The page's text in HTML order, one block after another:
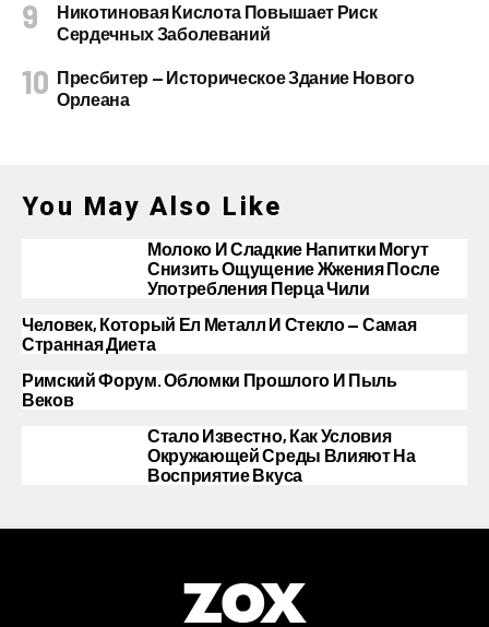
Никотиновая Кислота Повышает Риск
Сердечных Заболеваний
Пресбитер — Историческое Здание Нового
Орлеана
You May Also Like
Молоко И Сладкие Напитки Могут
Снизить Ощущение Жжения После
Употребления Перца Чили
Человек, Который Ел Металл И Стекло — Самая
Странная Диета
Римский Форум. Обломки Прошлого И Пыль
Веков
Стало Известно, Как Условия
Окружающей Среды Влияют На
Восприятие Вкуса